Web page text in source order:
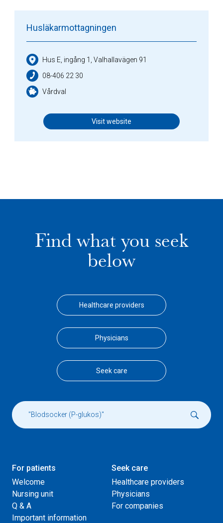
Husläkarmottagningen
Hus E, ingång 1, Valhallavägen 91
08-406 22 30
Vårdval
Visit website
Find what you seek
below
Healthcare providers
Physicians
Seek care
For patients
Welcome
Nursing unit
Q & A
Important information
Seek care
Healthcare providers
Physicians
For companies